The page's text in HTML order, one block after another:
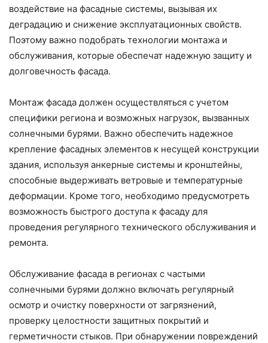
воздействие на фасадные системы, вызывая их
деградацию и снижение эксплуатационных свойств.
Поэтому важно подобрать технологии монтажа и
обслуживания, которые обеспечат надежную защиту и
долговечность фасада.
Монтаж фасада должен осуществляться с учетом
специфики региона и возможных нагрузок, вызванных
солнечными бурями. Важно обеспечить надежное
крепление фасадных элементов к несущей конструкции
здания, используя анкерные системы и кронштейны,
способные выдерживать ветровые и температурные
деформации. Кроме того, необходимо предусмотреть
возможность быстрого доступа к фасаду для
проведения регулярного технического обслуживания и
ремонта.
Обслуживание фасада в регионах с частыми
солнечными бурями должно включать регулярный
осмотр и очистку поверхности от загрязнений,
проверку целостности защитных покрытий и
герметичности стыков. При обнаружении повреждений